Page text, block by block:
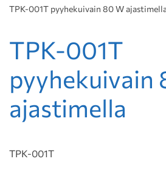
TPK-001T pyyhekuivain 80 W
TPK-001T
pyyhekuivain
ajastimella
TPK-001T